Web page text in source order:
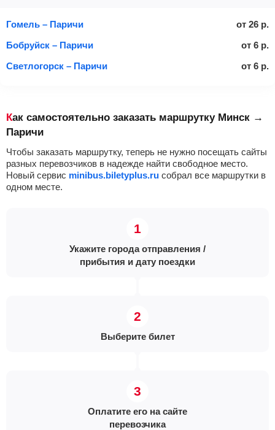
Гомель – Паричи от 26 р.
Бобруйск – Паричи
от 6 р.
Светлогорск – Паричи
от 6 р.
Как самостоятельно заказать маршрутку Минск →
Паричи
Чтобы заказать маршрутку, теперь не нужно посещать сайты
разных перевозчиков в надежде найти свободное место.
Новый сервис minibus.biletyplus.ru собрал все маршрутки в
одном месте.
Укажите города отправления /
прибытия и дату поездки
Выберите билет
Оплатите его на сайте
перевозчика